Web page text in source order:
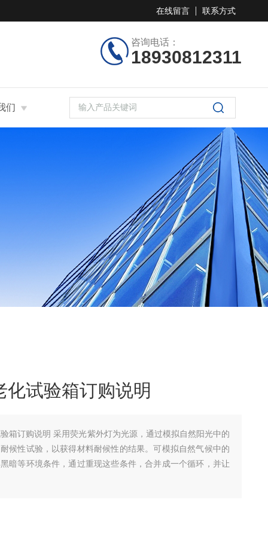
在线留言 联系方式
咨询电话：
18930812311
们
化试验箱订购说明
箱订购说明 采用荧光紫外灯为光源，通过模拟自然阳光中的
候性试验，以获得材料耐候性的结果。可模拟自然气候中的
暗等环境条件，通过重现这些条件，合并成一个循环，并让